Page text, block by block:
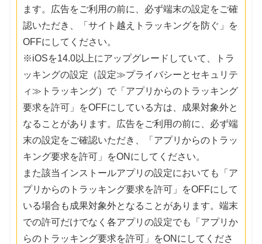
ます。広告をご利用の前に、必ず端末の設定をご確
認いただき、「サイト越えトラッキングを防ぐ」を
OFFにしてください。
※iOSを14.0以上にアップグレードしていて、トラ
ッキングの設定（設定≫プライバシーとセキュリテ
ィ≫トラッキング）で「アプリからのトラッキング
要求を許可」をOFFにしている方は、成果対象外と
なることがあります。広告をご利用の前に、必ず端
末の設定をご確認いただき、「アプリからのトラッ
キング要求を許可」をONにしてください。
また該当インストールアプリの設定においても「ア
プリからのトラッキング要求を許可」をOFFにして
いる場合も成果対象外となることがあります。端末
での許可だけでなく各アプリの設定でも「アプリか
らのトラッキング要求を許可」をONにしてくださ